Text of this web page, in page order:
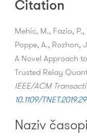
Citation
Mehic, M., Fazio,
Poppe, A., Rozhon,
A Novel Approach
Trusted Relay
IEEE/ACM
10.1109/
Naziv